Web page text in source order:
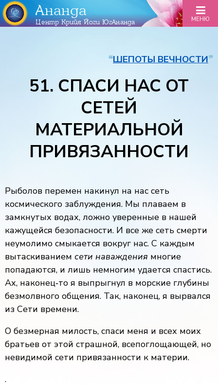
Ананда
Центр Крийя Йоги ЮгАнанда МЕНЮ
❝ШЕПОТЫ ВЕЧНОСТИ❞
51. СПАСИ НАС ОТ
СЕТЕЙ
МАТЕРИАЛЬНОЙ
ПРИВЯЗАННОСТИ
Рыболов перемен накинул на нас сеть
космического заблуждения. Мы плаваем в
замкнутых водах, ложно уверенные в нашей
кажущейся безопасности. И все же сеть смерти
неумолимо смыкается вокруг нас. С каждым
вытаскиванием сети наваждения многие
попадаются, и лишь немногим удается спастись.
Ах, наконец‐то я выпрыгнул в морские глубины
безмолвного общения. Так, наконец, я вырвался
из Сети времени.
О безмерная милость, спаси меня и всех моих
братьев от этой страшной, всепоглощающей, но
невидимой сети привязанности к материи.
.